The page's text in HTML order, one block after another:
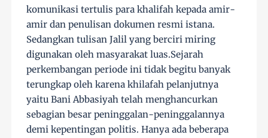
komunikasi tertulis para khalifah kepada amir-
amir dan penulisan dokumen resmi istana.
Sedangkan tulisan Jalil yang berciri miring
digunakan oleh masyarakat luas.Sejarah
perkembangan periode ini tidak begitu banyak
terungkap oleh karena khilafah pelanjutnya
yaitu Bani Abbasiyah telah menghancurkan
sebagian besar peninggalan-peninggalannya
demi kepentingan politis. Hanya ada beberapa